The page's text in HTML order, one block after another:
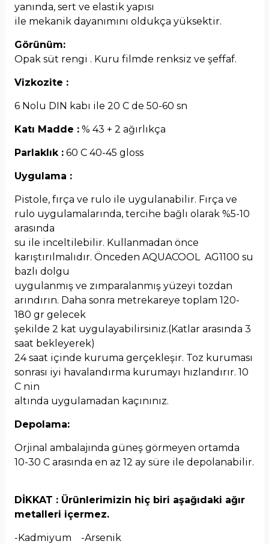
yanında, sert ve elastik yapısı
ile mekanik dayanımını oldukça yüksektir.
Görünüm:
Opak süt rengi . Kuru filmde renksiz ve şeffaf.
Vizkozite :
6 Nolu DIN kabı ile 20 C de 50-60 sn
Katı Madde : % 43 + 2 ağırlıkça
Parlaklık : 60 C 40-45 gloss
Uygulama :
Pistole, fırça ve rulo ile uygulanabilir. Fırça ve
rulo uygulamalarında, tercihe bağlı olarak %5-10
arasında
su ile inceltilebilir. Kullanmadan önce
karıştırılmalıdır. Önceden AQUACOOL AG1100 su
bazlı dolgu
uygulanmış ve zımparalanmış yüzeyi tozdan
arındırın. Daha sonra metrekareye toplam 120-
180 gr gelecek
şekilde 2 kat uygulayabilirsiniz.(Katlar arasında 3
saat bekleyerek)
24 saat içinde kuruma gerçekleşir. Toz kuruması
sonrası iyi havalandırma kurumayı hızlandırır. 10
C nin
altında uygulamadan kaçınınız.
Depolama:
Orjinal ambalajında güneş görmeyen ortamda
10-30 C arasında en az 12 ay süre ile depolanabilir.
DİKKAT : Ürünlerimizin hiç biri aşağıdaki ağır
metalleri içermez.
-Kadmiyum -Arsenik